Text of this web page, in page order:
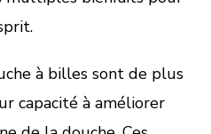
à billes sont de plus
capacité à améliorer